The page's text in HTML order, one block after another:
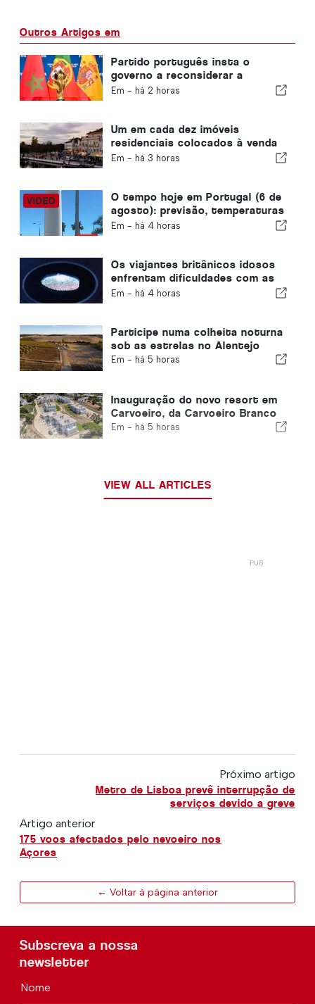
Outros Artigos em
Partido português insta o
governo a reconsiderar a
candidatura de Marrocos à
Em - há 2 horas
Um em cada dez imóveis
residenciais colocados à venda
em Portugal é vendido em
Em - há 3 horas
O tempo hoje em Portugal (6 de
agosto): previsão, temperaturas
e o que esperar
Em - há 4 horas
Os viajantes britânicos idosos
enfrentam dificuldades com as
novas verificações de
Em - há 4 horas
Participe numa colheita noturna
sob as estrelas no Alentejo
Em - há 5 horas
Inauguração do novo resort em
Carvoeiro, da Carvoeiro Branco
Em - há 5 horas
VIEW ALL ARTICLES
Próximo artigo
Metro de Lisboa prevê interrupção de
serviços devido a greve
Artigo anterior
175 voos afectados pelo nevoeiro nos
Açores
← Voltar à página anterior
Subscreva a nossa
newsletter
Nome